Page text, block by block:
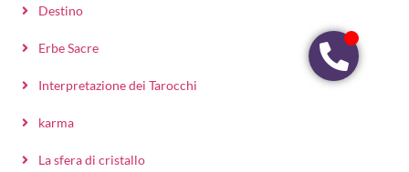
Destino
Erbe Sacre
Interpretazione dei Tarocchi
karma
La sfera di cristallo